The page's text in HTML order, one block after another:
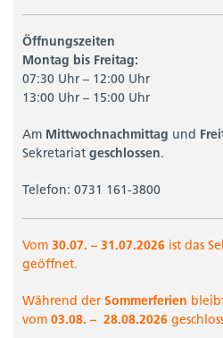
Öffnungszeiten
Montag bis Freitag:
07:30 Uhr – 12:00 Uhr
13:00 Uhr – 15:00 Uhr
Am Mittwochnachmittag und
Sekretariat geschlossen.
Telefon: 0731 161-3800
Vom 30.07. – 31.07.2026 ist das
geöffnet.
Während der Sommerferien
vom 03.08. – 28.08.2026